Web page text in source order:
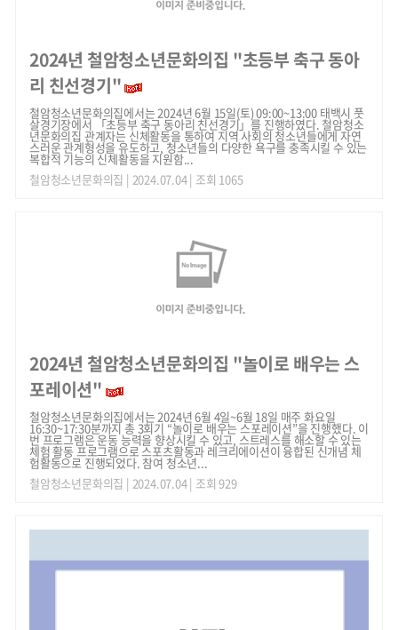
2024년 철암청소년문화의집 "초등부 축구 동아
리 친선경기"
철암청소년문화의집에서는 2024년 6월 15일(토) 09:00~13:00 태백시 풋
살경기장에서 「초등부 축구 동아리 친선경기」를 진행하였다. 철암청소
년문화의집 관계자는 신체활동을 통하여 지역 사회의 청소년들에게 자연
스러운 관계형성을 유도하고, 청소년들의 다양한 욕구를 충족시킬 수 있는
복합적 기능의 신체활동을 지원함...
철암청소년문화의집 | 2024.07.04 | 조회 1065
2024년 철암청소년문화의집 "놀이로 배우는 스
포레이션"
철암청소년문화의집에서는 2024년 6월 4일~6월 18일 매주 화요일
16:30~17:30분까지 총 3회기 “놀이로 배우는 스포레이션”을 진행했다. 이
번 프로그램은 운동 능력을 향상시킬 수 있고, 스트레스를 해소할 수 있는
체험 활동 프로그램으로 스포츠활동과 레크리에이션이 융합된 신개념 체
험활동으로 진행되었다. 참여 청소년...
철암청소년문화의집 | 2024.07.04 | 조회 929